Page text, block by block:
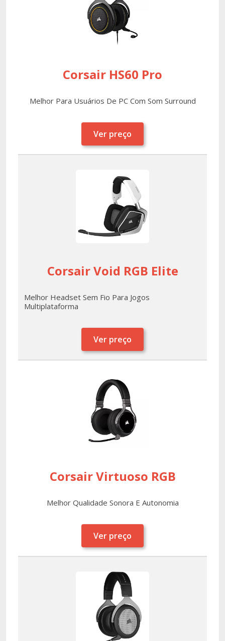
Corsair HS60 Pro
Melhor Para Usuários De PC Com Som Surround
Ver preço
Corsair Void RGB Elite
Melhor Headset Sem Fio Para Jogos
Multiplataforma
Ver preço
Corsair Virtuoso RGB
Melhor Qualidade Sonora E Autonomia
Ver preço